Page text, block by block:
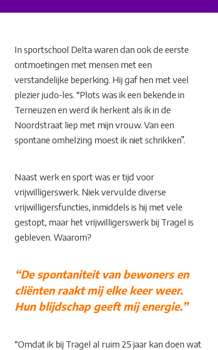
In sportschool Delta waren dan ook de eerste
ontmoetingen met mensen met een
verstandelijke beperking. Hij gaf hen met veel
plezier judo-les. “Plots was ik een bekende in
Terneuzen en werd ik herkent als ik in de
Noordstraat liep met mijn vrouw. Van een
spontane omhelzing moest ik niet schrikken”.
Naast werk en sport was er tijd voor
vrijwilligerswerk. Niek vervulde diverse
vrijwilligersfuncties, inmiddels is hij met vele
gestopt, maar het vrijwilligerswerk bij Tragel is
gebleven. Waarom?
“De spontaniteit van bewoners en
cliënten raakt mij elke keer weer.
Hun blijdschap geeft mij energie.”
“Omdat ik bij Tragel al ruim 25 jaar kan doen wat